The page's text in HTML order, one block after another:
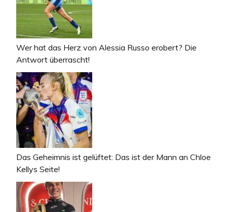
Wer hat das Herz von Alessia Russo erobert? Die
Antwort überrascht!
Das Geheimnis ist gelüftet: Das ist der Mann an Chloe
Kellys Seite!